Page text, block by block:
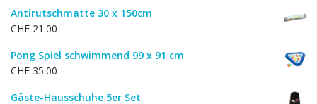
war:
ist:
Antirutschmatte 30 x 150cm
CHF 21.00
Pong Spiel schwimmend 99 x 91 cm
CHF 35.00
Gäste-Hausschuhe 5er Set